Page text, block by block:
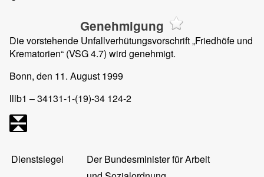
Genehmigung
Die vorstehende Unfallverhütungsvorschrift „Friedhöfe und
Krematorien“ (VSG 4.7) wird genehmigt.
Bonn, den 11. August 1999
lllb1 – 34131-1-(19)-34 124-2
Dienstsiegel
Der Bundesminister für Arbeit